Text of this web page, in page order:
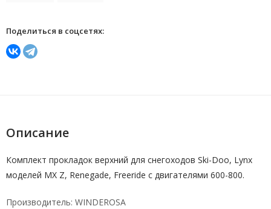
Поделиться в соцсетях:
Описание
Комплект прокладок верхний для снегоходов Ski-Doo, Lynx
моделей MX Z, Renegade, Freeride c двигателями 600-800.
Производитель: WINDEROSA